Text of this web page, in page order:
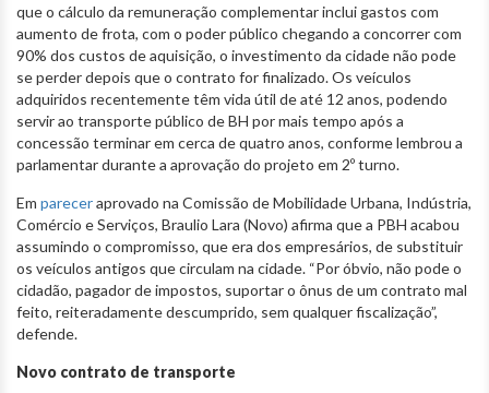
que o cálculo da remuneração complementar inclui gastos com
aumento de frota, com o poder público chegando a concorrer com
90% dos custos de aquisição, o investimento da cidade não pode
se perder depois que o contrato for finalizado. Os veículos
adquiridos recentemente têm vida útil de até 12 anos, podendo
servir ao transporte público de BH por mais tempo após a
concessão terminar em cerca de quatro anos, conforme lembrou a
parlamentar durante a aprovação do projeto em 2º turno.
Em pareceraprovado na Comissão de Mobilidade Urbana, Indústria,
Comércio e Serviços, Braulio Lara (Novo) afirma que a PBH acabou
assumindo o compromisso, que era dos empresários, de substituir
os veículos antigos que circulam na cidade. “Por óbvio, não pode o
cidadão, pagador de impostos, suportar o ônus de um contrato mal
feito, reiteradamente descumprido, sem qualquer fiscalização”,
defende.
Novo contrato de transporte